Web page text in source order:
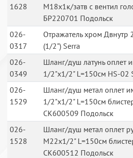
1628
М18х1к/затв с вентил
БР220701 Подольск
026-
0317
Отражатель хром Двнутр
(1/2") Serra
026-
0349
Шланг/душ латунь оплет
1/2"х1/2" L=150см HS-02
026-
1529
Шланг/душ метал оплет
1/2"х1/2" L=150см
СК600509 Подольск
026-
1528
Шланг/душ метал оплет
М22х1/2" L=150см
СК600512 Подольск